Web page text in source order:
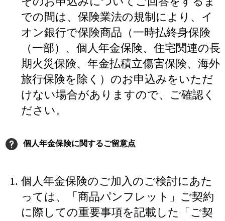
での間は、保険業法の規制により、イ
オン銀行で保険商品（一時払終身保険
（一部）、個人年金保険、住宅関連の長
期火災保険、年金払積立傷害保険、海外
旅行保険を除く）のお申込みをいただ
けない場合がありますので、ご確認く
ださい。
個人年金保険に関するご留意点
個人年金保険のご加入のご検討にあた
っては、「商品パンフレット」ご契約
に際しての重要事項を記載した「ご契